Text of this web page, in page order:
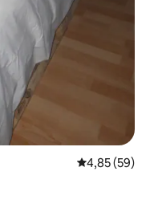
Средна
4,85 (59)